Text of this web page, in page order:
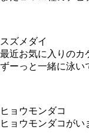
スズメダイ
最近お気に入りのカ
ずーっと一緒に泳い
ヒョウモンダコ
ヒョウモンダコがい